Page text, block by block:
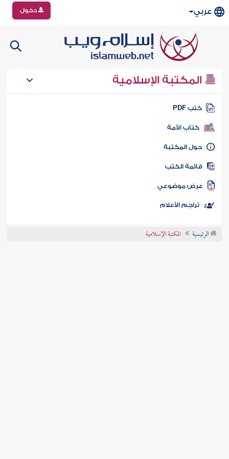
عربي دخول
المكتبة الإسلامية
كتب PDF
كتاب الأمة
المكتبة
الكتب
موضوعي
تراجم الأعلام
الرئيسية المكتبة الإسلامية